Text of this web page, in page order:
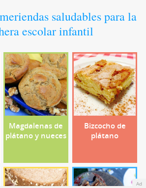
saludables para la
escolar infantil
Magdalenas de
plátano y nueces
Bizcocho de
plátano
Ad